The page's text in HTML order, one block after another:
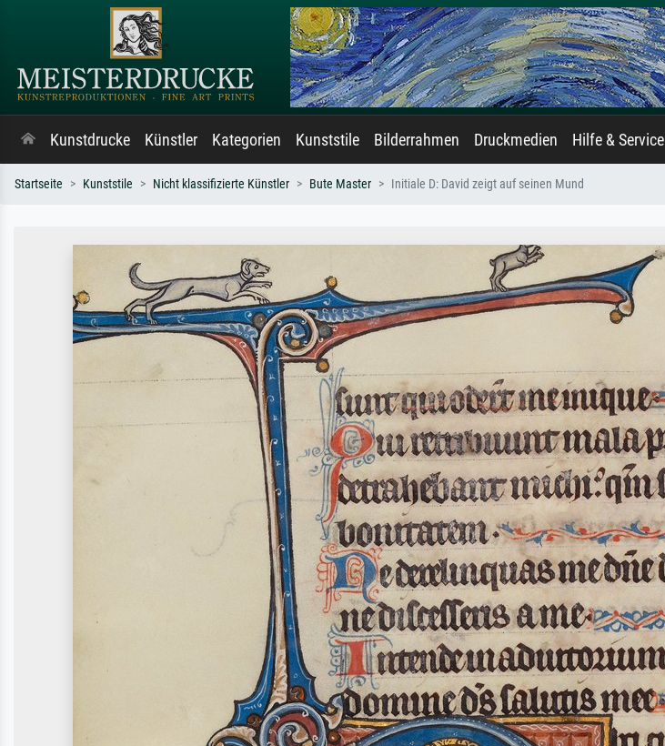
Kunstdrucke Künstler Kategorien Kunststile Bilderrahmen Druckmedien Hilfe & Service
Startseite Kunststile Nicht klassifizierte Künstler Bute Master Initiale D: David zeigt auf seinen Mund